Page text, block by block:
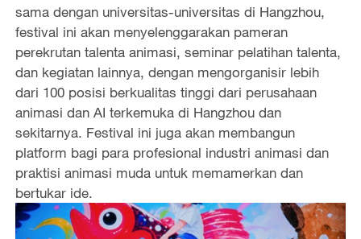
sama dengan universitas-universitas di Hangzhou,
festival ini akan menyelenggarakan pameran
perekrutan talenta animasi, seminar pelatihan talenta,
dan kegiatan lainnya, dengan mengorganisir lebih
dari 100 posisi berkualitas tinggi dari perusahaan
animasi dan AI terkemuka di Hangzhou dan
sekitarnya. Festival ini juga akan membangun
platform bagi para profesional industri animasi dan
praktisi animasi muda untuk memamerkan dan
bertukar ide.